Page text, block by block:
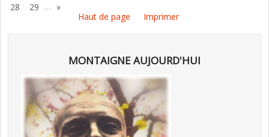
28
29 … »
Haut de page
Imprimer
MONTAIGNE AUJOURD'HUI